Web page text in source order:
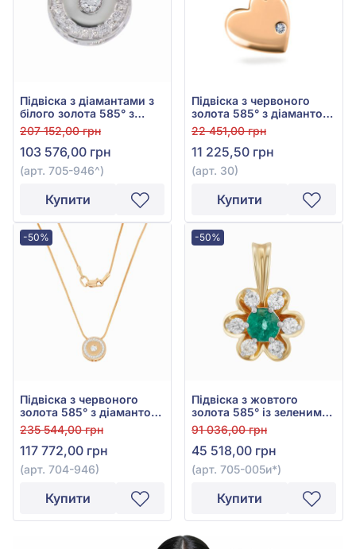
Підвіска з діамантами з
білого золота 585° з
діамантом 0,16ct, арт.
705-946
207 152,00 грн
103 576,00 грн
(арт. 705-946^)
Купити
Підвіска з червоного
золота 585° з діамантом
0,003ct, арт. 30
22 451,00 грн
11 225,50 грн
(арт. 30)
Купити
-50%
Підвіска з червоного
золота 585° з діамантом
0,2ct, арт. 704-946
235 544,00 грн
117 772,00 грн
(арт. 704-946)
Купити
-50%
Підвіска з жовтого
золота 585° із зеленим
смарагдом 0,27ct та
діамантами 0,21ct, арт.
705-005и*
91 036,00 грн
45 518,00 грн
(арт. 705-005и*)
Купити